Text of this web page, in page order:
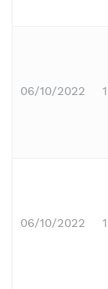
06/10/2022
06/10/2022